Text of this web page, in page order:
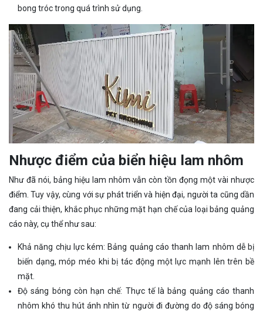
bong tróc trong quá trình sử dụng.
Nhược điểm của biển hiệu lam nhôm
Như đã nói, bảng hiệu lam nhôm vẫn còn tồn đọng một vài nhược
điểm. Tuy vậy, cùng với sự phát triển và hiện đại, người ta cũng dần
đang cải thiện, khắc phục những mặt hạn chế của loại bảng quảng
cáo này, cụ thể như sau:
Khả năng chịu lực kém: Bảng quảng cáo thanh lam nhôm dễ bị
biến dạng, móp méo khi bị tác động một lực mạnh lên trên bề
mặt.
Độ sáng bóng còn hạn chế: Thực tế là bảng quảng cáo thanh
nhôm khó thu hút ánh nhìn từ người đi đường do độ sáng bóng